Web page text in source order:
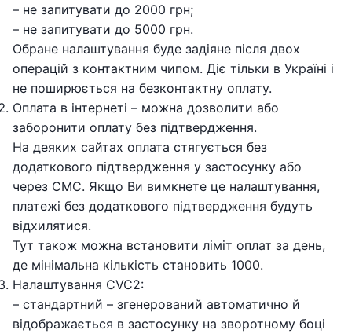
– не запитувати до 2000 грн;
– не запитувати до 5000 грн.
Обране налаштування буде задіяне після двох
операцій з контактним чипом. Діє тільки в Україні і
не поширюється на безконтактну оплату.
Оплата в інтернеті – можна дозволити або
заборонити оплату без підтвердження.
На деяких сайтах оплата стягується без
додаткового підтвердження у застосунку або
через СМС. Якщо Ви вимкнете це налаштування,
платежі без додаткового підтвердження будуть
відхилятися.
Тут також можна встановити ліміт оплат за день,
де мінімальна кількість становить 1000.
Налаштування CVC2:
– стандартний – згенерований автоматично й
відображається в застосунку на зворотному боці